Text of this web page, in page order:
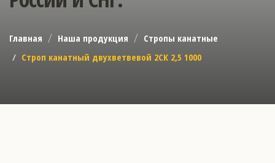
Главная Наша продукция
Стропы канатные
Строп канатный двухветвевой 2СК 2,5 1000